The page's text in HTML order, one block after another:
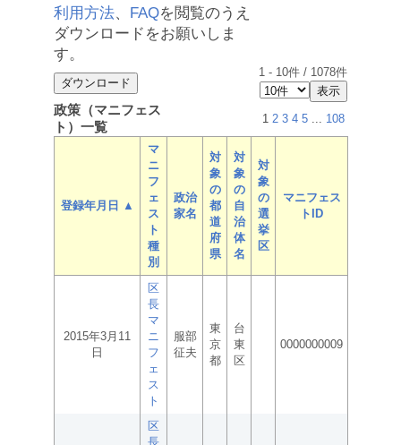
利用方法、 FAQを閲覧のうえ
ダウンロードをお願いしま
す。
1 - 10件 / 1078件
政策（マニフェス
ト）一覧
1 2 3 4 5 ... 108
登録年月日 ▲
マ
ニ
フ
ェ
ス
ト
種
別
政治
家名
対
象
の
都
道
府
県
対
象
の
自
治
体
名
対
象
の
選
挙
区
マニフェス
トID
2015年3月11
日
区
長
マ
ニ
フ
ェ
ス
ト
服部
征夫
東
京
都
台
東
区
0000000009
区
長